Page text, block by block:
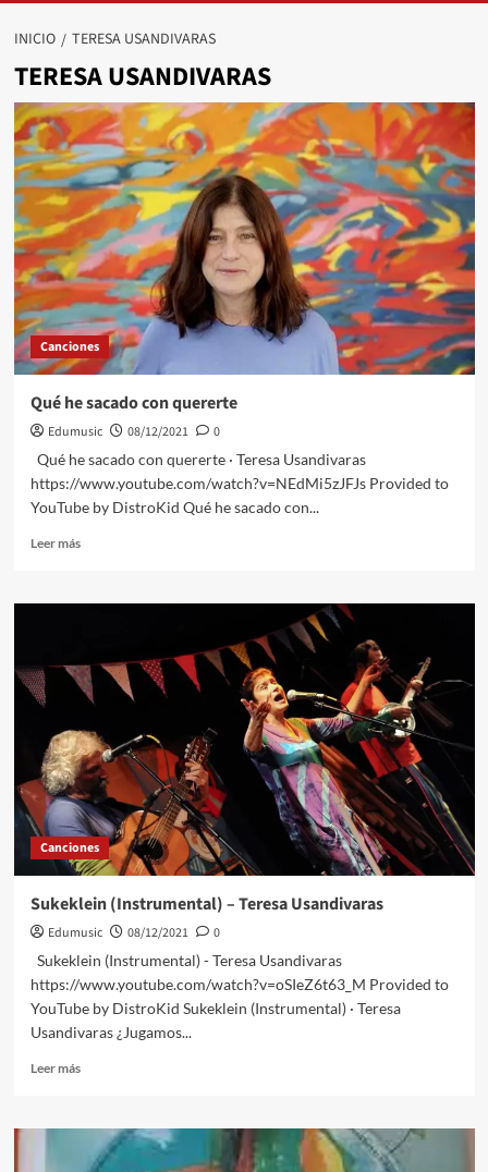
INICIO TERESA USANDIVARAS
TERESA USANDIVARAS
Canciones
Qué he sacado con quererte
Edumusic 08/12/2021
0
Qué he sacado con quererte · Teresa Usandivaras
https://www.youtube.com/watch?v=NEdMi5zJFJs Provided to
YouTube by DistroKid Qué he sacado con...
Leer másLeer
Qué
con
quererte
Canciones
Sukeklein (Instrumental) – Teresa Usandivaras
Edumusic 08/12/2021
0
Sukeklein (Instrumental) - Teresa Usandivaras
https://www.youtube.com/watch?v=oSIeZ6t63_M Provided to
YouTube by DistroKid Sukeklein (Instrumental) · Teresa
Usandivaras ¿Jugamos...
Leer másLeer
Sukeklein
(Instrumental)